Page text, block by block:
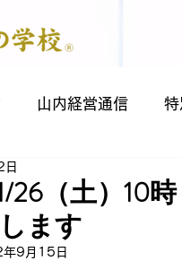
山内経営通信 特
26（土）10
ます
9月15日